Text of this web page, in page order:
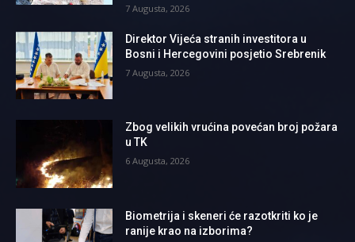
7 Augusta, 2026
Direktor Vijeća stranih investitora u
Bosni i Hercegovini posjetio Srebrenik
7 Augusta, 2026
Zbog velikih vrućina povećan broj požara
u TK
6 Augusta, 2026
Biometrija i skeneri će razotkriti ko je
ranije krao na izborima?